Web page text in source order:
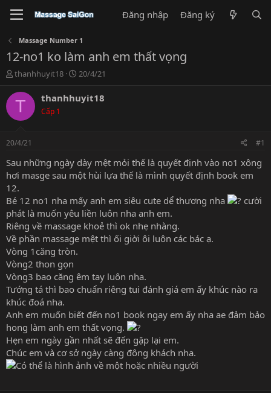
Đăng nhập Đăng ký
Massage Number 1
12-no1 ko làm anh em thất vọng
T
r
a
s
t
a
r
t
e
r
thanhhuyit18
N
à
y
20/4/21
T thanhhuyit18
Cấp 1
20/4/21 #1
Sau những ngày dày mệt mỏi thế là quyết định vào no1 xông
hơi masge sau một hùi lựa thế là mình quyết định book em
12.
Bé 12 no1 nha mấy anh em siêu cute dể thương nha
cười
phát là muốn yêu liền luôn nha anh em.
Riêng về massage khoẻ thì ok nhẹ nhàng.
Về phần massage mệt thì ối giời ôi luôn các bác ạ.
Vòng 1căng tròn.
Vòng2 thon gọn
Vòng3 bao căng êm tay luôn nha.
Tướng tá thì bao chuẩn riêng tui đánh giá em ấy khúc nào ra
khúc đoá nha.
Anh em muốn biết đến no1 book ngay em ấy nha ae đảm bảo
hong làm anh em thất vọng.
Hẹn em ngày gần nhất sẽ đến gặp lại em.
Chúc em và cơ sở ngày càng đông khách nha.